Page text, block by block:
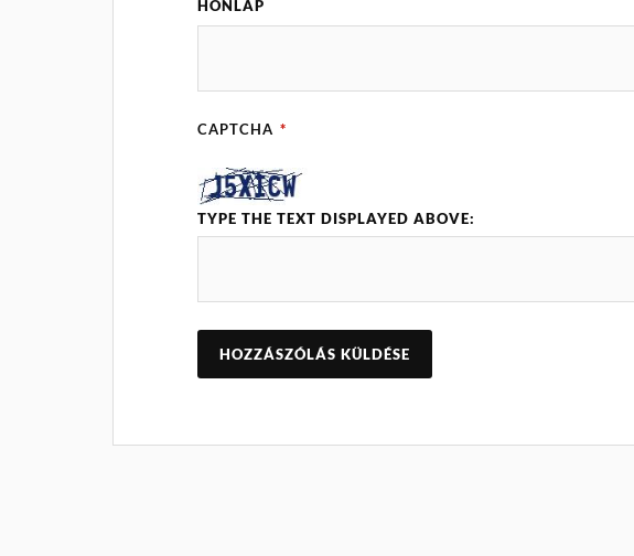
HONLAP
CAPTCHA *
TYPE THE TEXT DISPLAYED ABOVE: